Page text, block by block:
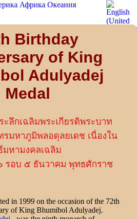
Африка Океания
Birthday
of King
Adulyadej
Medal
ะลึกเฉลิมพระเกียรติพระบาท
รมหาภูมิพลอดุลยเดช เนื่องใน
หามงคลเฉลิม
รอบ ๕ ธันวาคม พุทธศักราช
in 1999 on the occasion of the 72th
of King Bhumibol Adulyadej.